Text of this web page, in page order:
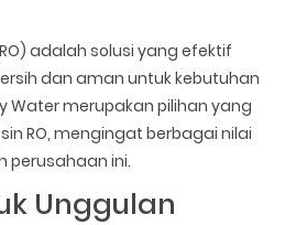
adalah solusi yang efektif
dan aman untuk kebutuhan
Water merupakan pilihan yang
RO, mengingat berbagai nilai
perusahaan ini.
Unggulan